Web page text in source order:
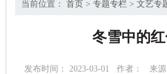
当前位置：首页 >专题专栏 >文艺专
冬雪中的
发布时间： 2023-03-01 作者： 来